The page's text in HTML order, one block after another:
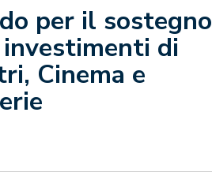
per il sostegno
di
Cinema e